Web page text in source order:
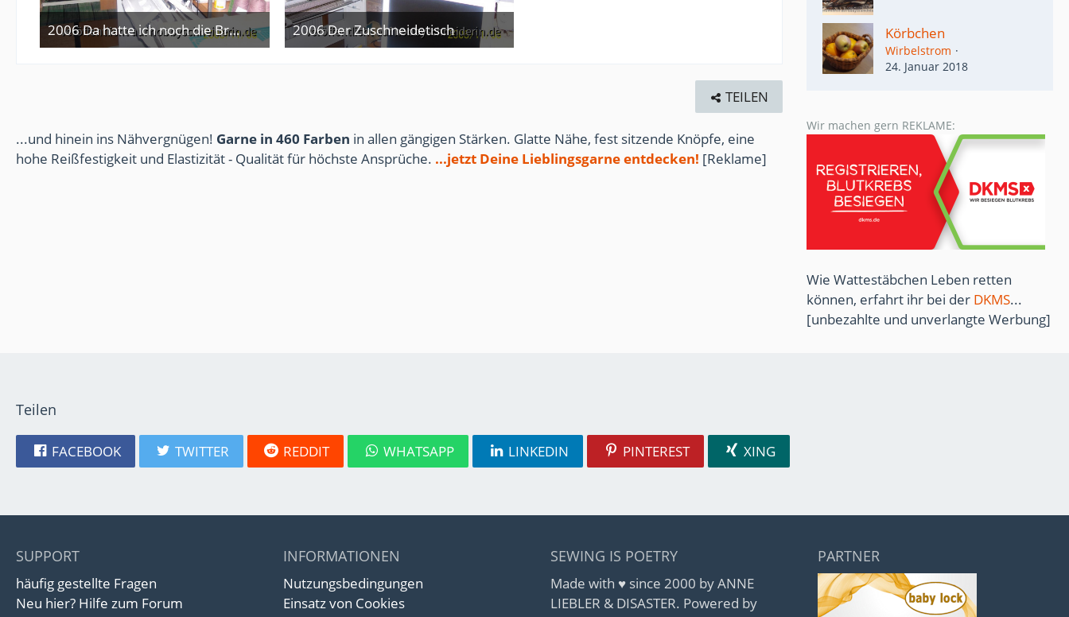
2006 Da hatte ich noch die Brother !
3. Februar 2013
2006 Der Zuschneidetisch
3. Februar 2013
TEILEN
...und hinein ins Nähvergnügen! Garne in 460 Farben in allen gängigen Stärken. Glatte Nähe, fest sitzende Knöpfe, eine
hohe Reißfestigkeit und Elastizität - Qualität für höchste Ansprüche. ...jetzt Deine Lieblingsgarne entdecken! [Reklame]
Körbchen
Wirbelstrom
24. Januar 2018
Wir machen gern REKLAME:
Wie Wattestäbchen Leben retten
können, erfahrt ihr bei der DKMS...
[unbezahlte und unverlangte Werbung]
Teilen
FACEBOOK TWITTER REDDIT WHATSAPP LINKEDIN PINTEREST XING
SUPPORT
häufig gestellte Fragen
Neu hier? Hilfe zum Forum
INFORMATIONEN
Nutzungsbedingungen
Einsatz von Cookies
SEWING IS POETRY
Made with ♥ since 2000 by ANNE
LIEBLER & DISASTER. Powered by
PARTNER